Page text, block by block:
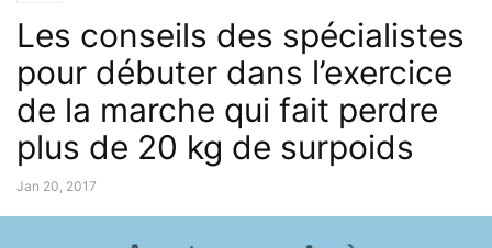
Les conseils des spécialistes
pour débuter dans l’exercice
de la marche qui fait perdre
plus de 20 kg de surpoids
Jan 20, 2017